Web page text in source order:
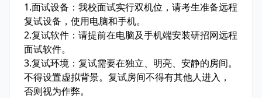
1.面试设备：我校面试实行双机位，请考生准备远程
复试设备，使用电脑和手机。
2.复试软件：请提前在电脑及手机端安装研招网远程
面试软件。
3.复试环境：复试需要在独立、明亮、安静的房间。
不得设置虚拟背景。复试房间不得有其他人进入，
否则视为作弊。